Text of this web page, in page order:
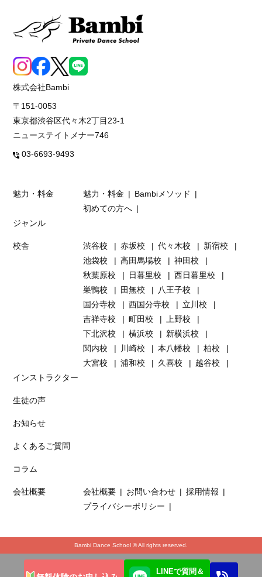
LINEで質問＆
株式会社Bambi
〒151-0053
東京都渋谷区代々木2丁目23-1
ニューステイトメナー746
03-6693-9493
魅力・料金 魅力・料金
Bambiメソッド
初めての方へ
ジャンル
校舎 渋谷校 赤坂校 代々木校
新宿校
池袋校
高田馬場校
神田校
秋葉原校
日暮里校
西日暮里校
巣鴨校
田無校
八王子校
国分寺校
西国分寺校
立川校
吉祥寺校
町田校
上野校
下北沢校
横浜校
新横浜校
関内校
川崎校 本八幡校
柏校
大宮校
浦和校 久喜校
越谷校
インストラクター
生徒の声
お知らせ
よくあるご質問
コラム
会社概要 会社概要 お問い合わせ
採用情報
プライバシーポリシー
Bambi Dance School © All rights reserved.